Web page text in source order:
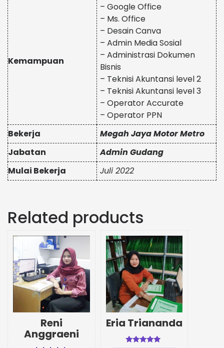
Kemampuan
– Google Office
– Ms. Office
– Desain Canva
– Admin Media Sosial
– Administrasi Dokumen
Bisnis
– Teknisi Akuntansi level 2
– Teknisi Akuntansi level 3
– Operator Accurate
– Operator PPN
Bekerja
Megah Jaya Motor Metro
Jabatan
Admin Gudang
Mulai Bekerja
Juli 2022
Related products
Reni
Anggraeni
Eria Triananda